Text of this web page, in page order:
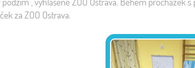
za ZOO Ostrava.